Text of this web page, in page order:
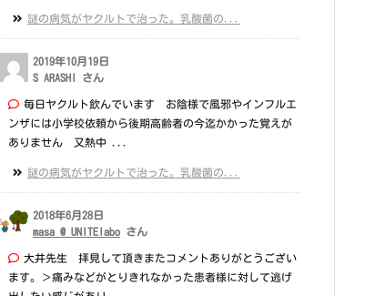
謎の病気がヤクルトで治った。乳酸菌の...
2019年10月19日
S ARASHI さん
毎日ヤクルト飲んでいます お陰様で風邪やインフルエ
ンザには小学校依頼から後期高齢者の今迄かかった覚えが
ありません 又熱中 ...
謎の病気がヤクルトで治った。乳酸菌の...
2018年6月28日
masa @ UNITElabo さん
大井先生 拝見して頂きまたコメントありがとうござい
ます。＞痛みなどがとりきれなかった患者様に対して逃げ